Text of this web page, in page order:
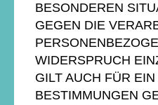
BESONDEREN
GEGEN DIE
WIDERSPRUCH
GILT AUCH FÜR
BESTIMMUNGEN